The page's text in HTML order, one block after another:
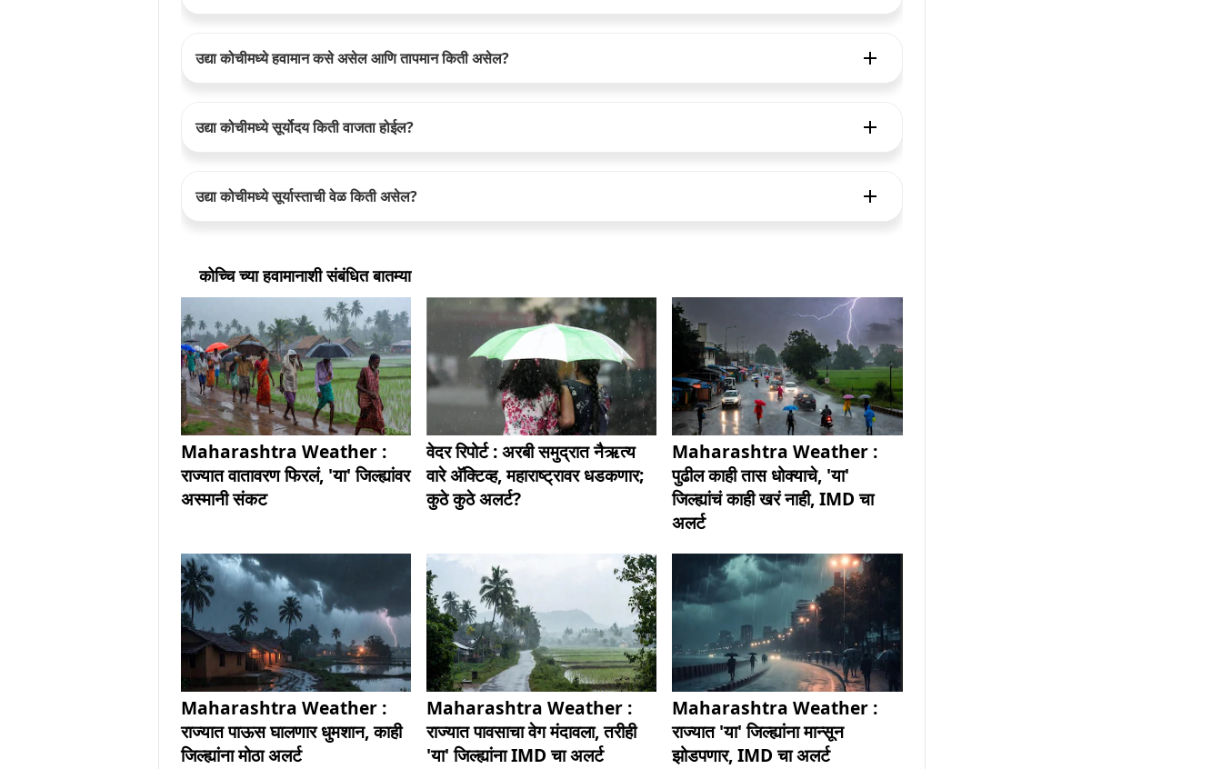
उद्या कोचीमध्ये हवामान कसे असेल आणि तापमान किती असेल?
उद्या कोचीमध्ये सूर्योदय किती वाजता होईल?
उद्या कोचीमध्ये सूर्यास्ताची वेळ किती असेल?
कोच्चि च्या हवामानाशी संबंधित बातम्या
Maharashtra Weather :
राज्यात वातावरण फिरलं, 'या' जिल्ह्यांवर
अस्मानी संकट
वेदर रिपोर्ट : अरबी समुद्रात नैऋत्य
वारे अ‍ॅक्टिव्ह, महाराष्ट्रावर धडकणार;
कुठे कुठे अलर्ट?
Maharashtra Weather :
पुढील काही तास धोक्याचे, 'या'
जिल्ह्यांचं काही खरं नाही, IMD चा
अलर्ट
Maharashtra Weather :
राज्यात पाऊस घालणार धुमशान, काही
जिल्ह्यांना मोठा अलर्ट
Maharashtra Weather :
राज्यात पावसाचा वेग मंदावला, तरीही
'या' जिल्ह्यांना IMD चा अलर्ट
Maharashtra Weather :
राज्यात 'या' जिल्ह्यांना मान्सून
झोडपणार, IMD चा अलर्ट